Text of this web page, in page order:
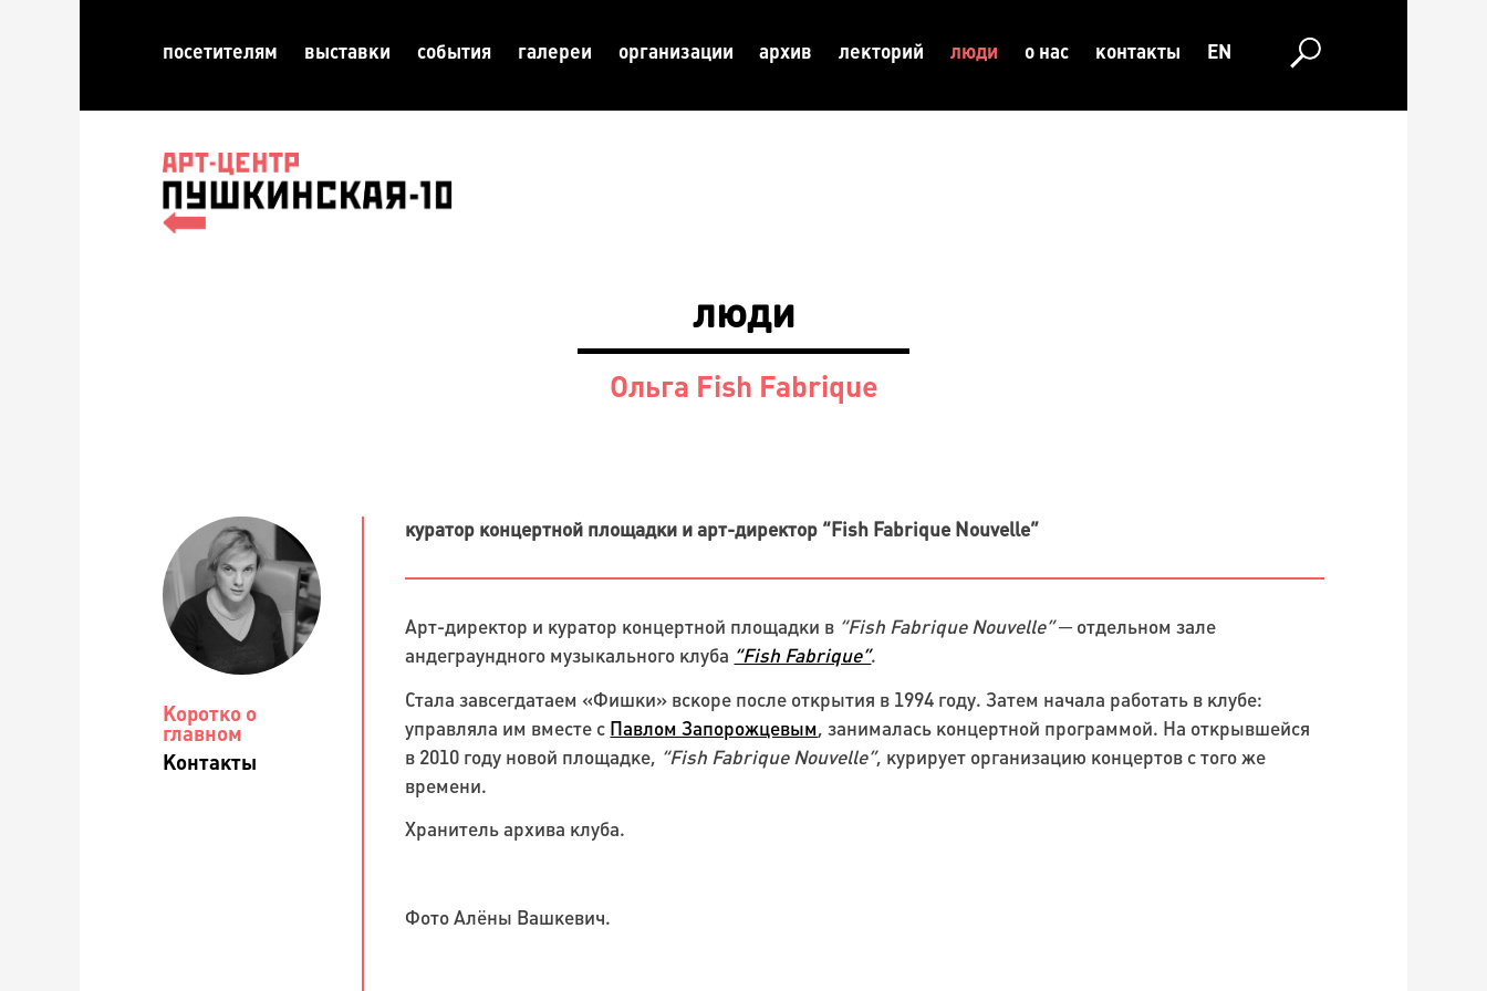
посетителям выставки события галереи организации архив лекторий люди о нас контакты EN
люди
Ольга Fish Fabrique
Коротко о
главном
Контакты
куратор концертной площадки и арт-директор “Fish Fabrique Nouvelle”
Арт-директор и куратор концертной площадки в “Fish Fabrique Nouvelle”─ отдельном зале
андеграундного музыкального клуба “Fish Fabrique”.
Стала завсегдатаем «Фишки» вскоре после открытия в 1994 году. Затем начала работать в клубе:
управляла им вместе с Павлом Запорожцевым, занималась концертной программой. На открывшейся
в 2010 году новой площадке, “Fish Fabrique Nouvelle”, курирует организацию концертов с того же
времени.
Хранитель архива клуба.
Фото Алёны Вашкевич.